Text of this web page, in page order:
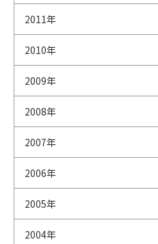
2011年
2010年
2009年
2008年
2007年
2006年
2005年
2004年